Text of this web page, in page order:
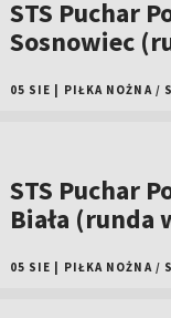
STS Puchar
Sosnowiec
05 SIE PIŁKA NOŻNA /
STS Puchar
Biała (runda
05 SIE PIŁKA NOŻNA /